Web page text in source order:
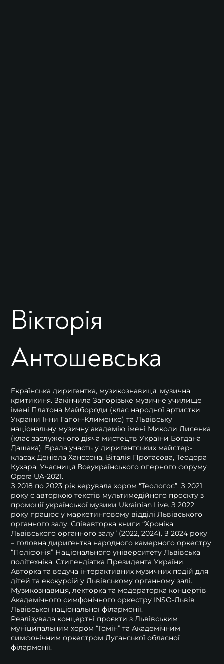
Вікторія
Антошевська
Eкраїнська дириґентка, музикознавиця, музична
критикиня. Закінчила Запорізьке музичне училище
імені Платона Майбороди (клас народної артистки
України Інни Гапон-Клименко) та Львівську
національну музичну академію імені Миколи Лисенка
(клас заслуженого діяча мистецтв України Богдана
Дашака). Брала участь у дириґентських майстер-
класах Деніела Ханссона, Віталія Протасова, Теодора
Кухара. Учасниця Всеукраїнського оперного форуму
Opera UA-2021.
З 2018 по 2023 рік керувала хором “Теологос”. З 2021
року є авторкою текстів мультимедійного проєкту з
промоції української музики Ukrainian Live. З 2022
року працює у маркетинговому відділі Львівського
органного залу. Співавторка книги “Хроніка
Львівського органного залу” (2022, 2024). З 2024 року
– головна дириґентка народного камерного оркестру
“Поліфонія” Національного університету Львівська
політехніка. Стипендіатка Президента України.
Авторка та ведуча інтерактивних музичних подій для
дітей та екскурсій у Львівському органному залі.
Музикознавиця, лекторка та модераторка концертів
Академічного симфонічного оркестру INSO-Львів
Львівської національної філармонії.
Реалізувала концертні проєкти з Львівським
муніципальним хором “Гомін” та Академічним
симфонічним оркестром Луганської обласної
філармонії.